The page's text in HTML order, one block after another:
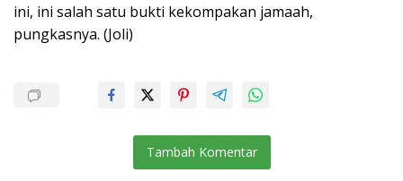
ini, ini salah satu bukti kekompakan jamaah,
pungkasnya. (Joli)
Tambah Komentar